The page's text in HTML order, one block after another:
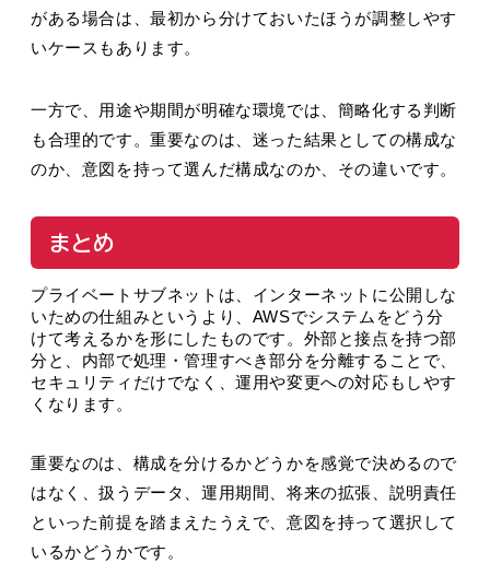
がある場合は、最初から分けておいたほうが調整しやす
いケースもあります。
一方で、用途や期間が明確な環境では、簡略化する判断
も合理的です。重要なのは、迷った結果としての構成な
のか、意図を持って選んだ構成なのか、その違いです。
まとめ
プライベートサブネットは、インターネットに公開しな
いための仕組みというより、AWSでシステムをどう分
けて考えるかを形にしたものです。外部と接点を持つ部
分と、内部で処理・管理すべき部分を分離することで、
セキュリティだけでなく、運用や変更への対応もしやす
くなります。
重要なのは、構成を分けるかどうかを感覚で決めるので
はなく、扱うデータ、運用期間、将来の拡張、説明責任
といった前提を踏まえたうえで、意図を持って選択して
いるかどうかです。